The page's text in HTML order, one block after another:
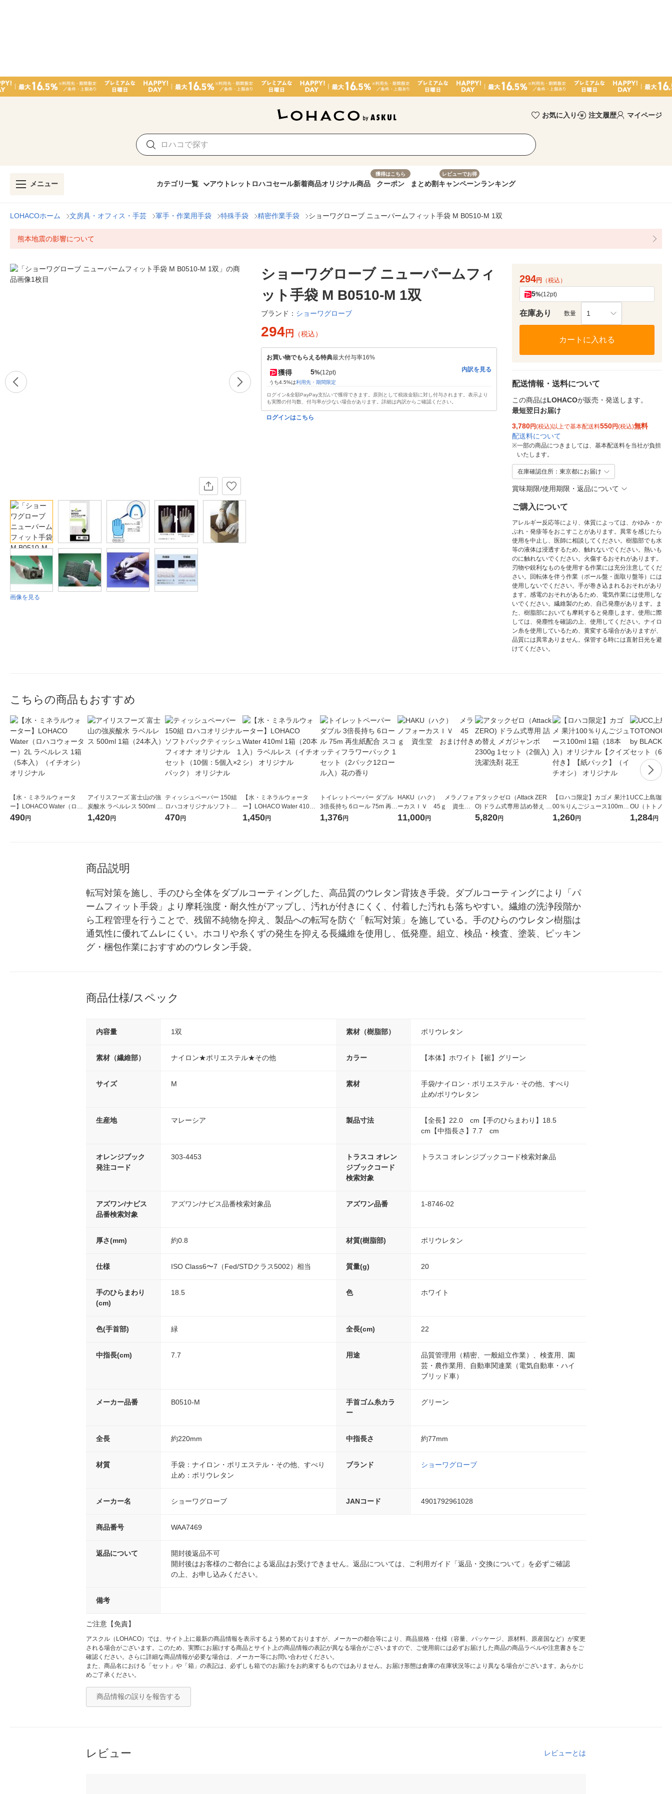
お気に入り 注文履歴 マイページ
メニュー カテゴリ一覧 アウトレット ロハコセール新着商品オリジナル商品
獲得はこちら
クーポン まとめ割
レビューでお得
キャンペーンランキング
LOHACOホーム 文房具・オフィス・手芸 軍手・作業用手袋 特殊手袋 精密作業手袋 ショーワグローブ ニューパームフィット手袋 M B0510-M 1双
熊本地震の影響について
画像を見る
ショーワグローブ ニューパームフィ
ット手袋 M B0510-M 1双
ブランド： ショーワグローブ
294 円 （税込）
お買い物でもらえる特典最大付与率16%
獲得 5%(12pt)
うち4.5%は利用先・期間限定
内訳を見る
ログイン&全額PayPay支払いで獲得できます。原則として税抜金額に対し付与されます。表示より
も実際の付与数、付与率が少ない場合があります。詳細は内訳からご確認ください。
ログインはこちら
294円 （税込）
5%(12pt)
在庫あり 数量 1
カートに入れる
配送情報・送料について
この商品はLOHACOが販売・発送します。
最短翌日お届け
3,780円(税込)以上で基本配送料550円(税込)無料
配送料について
※一部の商品につきましては、基本配送料を当社が負担
いたします。
在庫確認住所：東京都にお届け
賞味期限/使用期限・返品について
ご購入について
アレルギー反応等により、体質によっては、かゆみ・か
ぶれ・発疹等をおこすことがあります。異常を感じたら
使用を中止し、医師に相談してください。樹脂部でも水
等の液体は浸透するため、触れないでください。熱いも
のに触れないでください。火傷するおそれがあります。
刃物や鋭利なものを使用する作業には充分注意してくだ
さい。回転体を伴う作業（ボール盤・面取り盤等）には
使用しないでください。手が巻き込まれるおそれがあり
ます。感電のおそれがあるため、電気作業には使用しな
いでください。繊維製のため、自己発塵があります。ま
た、樹脂部においても摩耗すると発塵します。使用に際
しては、発塵性を確認の上、使用してください。ナイロ
ン糸を使用しているため、黄変する場合がありますが、
品質には異常ありません。保管する時には直射日光を避
けてください。
こちらの商品もおすすめ
【水・ミネラルウォータ
ー】LOHACO Water（ロハ
コウォーター）2L ラベルレ
490円
アイリスフーズ 富士山の強
炭酸水 ラベルレス 500ml 1
箱（24本入）
1,420円
ティッシュペーパー 150組
ロハコオリジナルソフトパ
ックティッシュ フィオナ オ
470円
【水・ミネラルウォータ
ー】LOHACO Water 410ml
1箱（20本入）ラベルレス
1,450円
トイレットペーパー ダブル
3倍長持ち 6ロール 75m 再生
紙配合 スコッティフラワー
1,376円
HAKU（ハク） メラノフォ
ーカスＩＶ 45ｇ 資生
堂 おまけ付き
11,000円
アタックゼロ（Attack ZER
O) ドラム式専用 詰め替え メ
ガジャンボ 2300g 1セット
5,820円
【ロハコ限定】カゴメ 果汁1
00％りんごジュース100ml 1
箱（18本入）オリジナル
1,260円
UCC上島珈琲
OU（トトノウ
無糖 500ml 1
1,284円
商品説明
転写対策を施し、手のひら全体をダブルコーティングした、高品質のウレタン背抜き手袋。ダブルコーティングにより「パ
ームフィット手袋」より摩耗強度・耐久性がアップし、汚れが付きにくく、付着した汚れも落ちやすい。繊維の洗浄段階か
ら工程管理を行うことで、残留不純物を抑え、製品への転写を防ぐ「転写対策」を施している。手のひらのウレタン樹脂は
通気性に優れてムレにくい。ホコリや糸くずの発生を抑える長繊維を使用し、低発塵。組立、検品・検査、塗装、ピッキン
グ・梱包作業におすすめのウレタン手袋。
商品仕様/スペック
内容量 1双 素材（樹脂部） ポリウレタン
素材（繊維部） ナイロン★ポリエステル★その他 カラー 【本体】ホワイト【裾】グリーン
サイズ M 素材
手袋/ナイロン・ポリエステル・その他、すべり
止め/ポリウレタン
生産地 マレーシア 製品寸法
【全長】22.0 cm【手のひらまわり】18.5
cm【中指長さ】7.7 cm
オレンジブック
発注コード
303-4453
トラスコ オレン
ジブックコード
検索対象
トラスコ オレンジブックコード検索対象品
アズワン/ナビス
品番検索対象
アズワン/ナビス品番検索対象品 アズワン品番 1-8746-02
厚さ(mm) 約0.8 材質(樹脂部) ポリウレタン
仕様 ISO Class6〜7（Fed/STDクラス5002）相当 質量(g) 20
手のひらまわり
(cm)
18.5 色 ホワイト
色(手首部) 緑 全長(cm) 22
中指長(cm) 7.7 用途
品質管理用（精密、一般組立作業）、検査用、園
芸・農作業用、自動車関連業（電気自動車・ハイ
ブリッド車）
メーカー品番 B0510-M
手首ゴム糸カラ
ー
グリーン
全長 約220mm 中指長さ 約77mm
材質
手袋：ナイロン・ポリエステル・その他、すべり
止め：ポリウレタン
ブランド ショーワグローブ
メーカー名 ショーワグローブ JANコード 4901792961028
商品番号 WAA7469
返品について
開封後返品不可
開封後はお客様のご都合による返品はお受けできません。返品については、ご利用ガイド「返品・交換について」を必ずご確認
の上、お申し込みください。
備考
ご注意【免責】
アスクル（LOHACO）では、サイト上に最新の商品情報を表示するよう努めておりますが、メーカーの都合等により、商品規格・仕様（容量、パッケージ、原材料、原産国など）が変更
される場合がございます。このため、実際にお届けする商品とサイト上の商品情報の表記が異なる場合がございますので、ご使用前には必ずお届けした商品の商品ラベルや注意書きをご
確認ください。さらに詳細な商品情報が必要な場合は、メーカー等にお問い合わせください。
また、商品名における「セット」や「箱」の表記は、必ずしも箱でのお届けをお約束するものではありません。お届け形態は倉庫の在庫状況等により異なる場合がございます。あらかじ
めご了承ください。
商品情報の誤りを報告する
レビュー レビューとは